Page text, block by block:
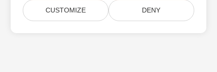
CUSTOMIZE DENY